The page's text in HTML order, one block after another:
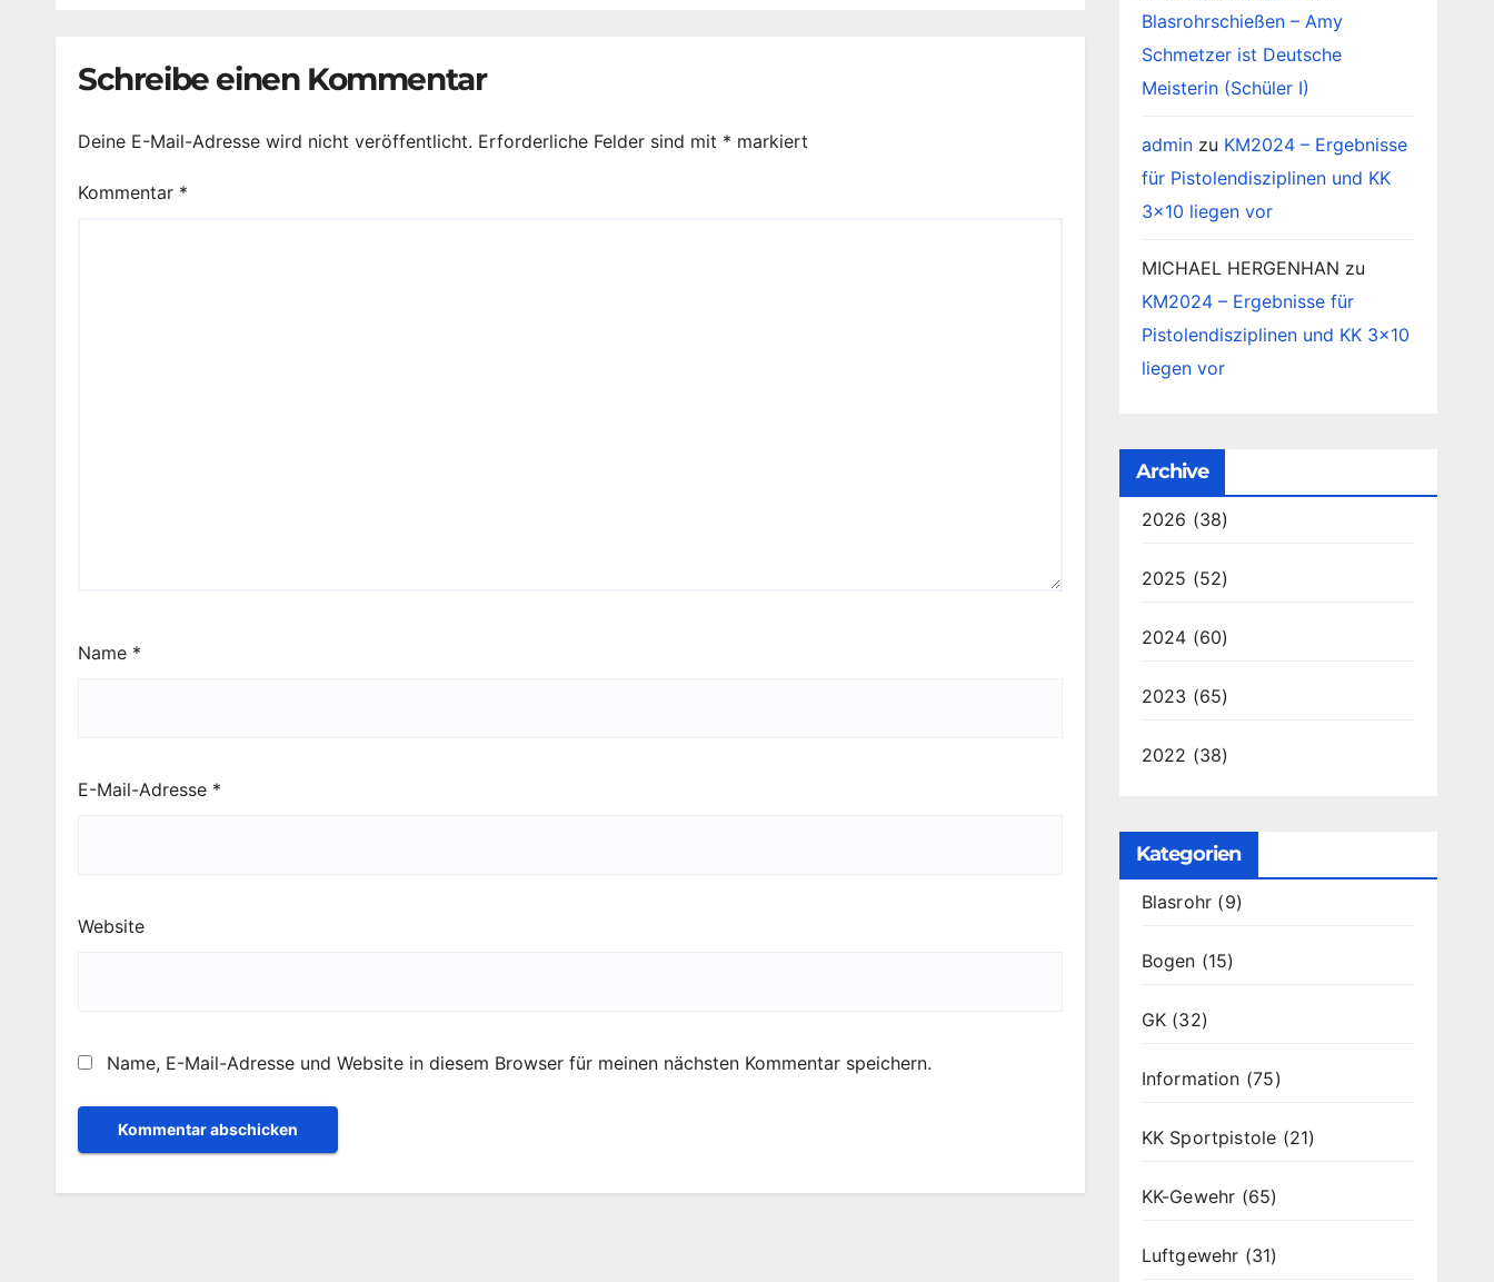
Schreibe einen Kommentar
Deine E-Mail-Adresse wird nicht veröffentlicht. Erforderliche Felder sind mit * markiert
Kommentar *
Name *
E-Mail-Adresse *
Website
Name, E-Mail-Adresse und Website in diesem Browser für meinen nächsten Kommentar speichern.
Blasrohrschießen – Amy
Schmetzer ist Deutsche
Meisterin (Schüler I)
adminzu KM2024 – Ergebnisse
für Pistolendisziplinen und KK
3×10 liegen vor
MICHAEL HERGENHAN zu
KM2024 – Ergebnisse für
Pistolendisziplinen und KK 3×10
liegen vor
Archive
2026 (38)
2025 (52)
2024 (60)
2023 (65)
2022 (38)
Kategorien
Blasrohr (9)
Bogen (15)
GK(32)
Information (75)
KK Sportpistole (21)
KK-Gewehr (65)
Luftgewehr (31)